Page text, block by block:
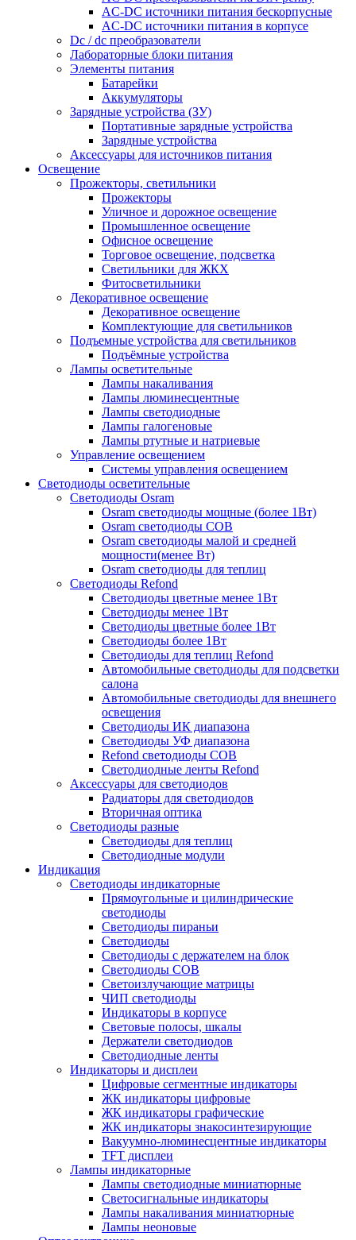
AC-DC источники питания бескорпусные
AC-DC источники питания в корпусе
Dc / dc преобразователи
Лабораторные блоки питания
Элементы питания
Батарейки
Аккумуляторы
Зарядные устройства (ЗУ)
Портативные зарядные устройства
Зарядные устройства
Аксессуары для источников питания
Освещение
Прожекторы, светильники
Прожекторы
Уличное и дорожное освещение
Промышленное освещение
Офисное освещение
Торговое освещение, подсветка
Светильники для ЖКХ
Фитосветильники
Декоративное освещение
Декоративное освещение
Комплектующие для светильников
Подъемные устройства для светильников
Подъёмные устройства
Лампы осветительные
Лампы накаливания
Лампы люминесцентные
Лампы светодиодные
Лампы галогеновые
Лампы ртутные и натриевые
Управление освещением
Системы управления освещением
Светодиоды осветительные
Светодиоды Osram
Osram светодиоды мощные (более 1Вт)
Osram светодиоды COB
Osram светодиоды малой и средней
мощности(менее Вт)
Osram светодиоды для теплиц
Светодиоды Refond
Светодиоды цветные менее 1Вт
Светодиоды менее 1Вт
Светодиоды цветные более 1Вт
Светодиоды более 1Вт
Светодиоды для теплиц Refond
Автомобильные светодиоды для подсветки
салона
Автомобильные светодиоды для внешнего
освещения
Светодиоды ИК диапазона
Светодиоды УФ диапазона
Refond светодиоды COB
Светодиодные ленты Refond
Аксессуары для светодиодов
Радиаторы для светодиодов
Вторичная оптика
Светодиоды разные
Светодиоды для теплиц
Светодиодные модули
Индикация
Светодиоды индикаторные
Прямоугольные и цилиндрические
светодиоды
Светодиоды пираньи
Светодиоды
Светодиоды с держателем на блок
Светодиоды COB
Светоизлучающие матрицы
ЧИП светодиоды
Индикаторы в корпусе
Световые полосы, шкалы
Держатели светодиодов
Светодиодные ленты
Индикаторы и дисплеи
Цифровые сегментные индикаторы
ЖК индикаторы цифровые
ЖК индикаторы графические
ЖК индикаторы знакосинтезирующие
Вакуумно-люминесцентные индикаторы
TFT дисплеи
Лампы индикаторные
Лампы светодиодные миниатюрные
Светосигнальные индикаторы
Лампы накаливания миниатюрные
Лампы неоновые